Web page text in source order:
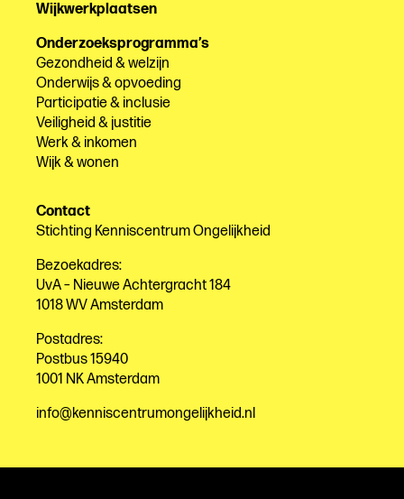
Wijkwerkplaatsen
Onderzoeksprogramma’s
Gezondheid & welzijn
Onderwijs & opvoeding
Participatie & inclusie
Veiligheid & justitie
Werk & inkomen
Wijk & wonen
Contact
Stichting Kenniscentrum Ongelijkheid
Bezoekadres:
UvA – Nieuwe Achtergracht 184
1018 WV Amsterdam
Postadres:
Postbus 15940
1001 NK Amsterdam
info@kenniscentrumongelijkheid.nl